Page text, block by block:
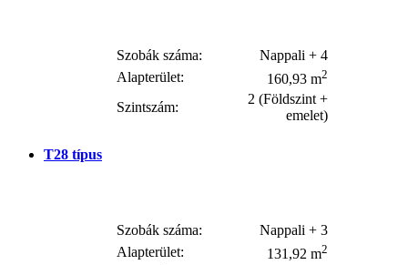
Szobák száma:
Nappali + 4
Alapterület:
160,93 m2
Szintszám:
2 (Földszint +
emelet)
T28 típus
Szobák száma:
Nappali + 3
Alapterület:
131,92 m2